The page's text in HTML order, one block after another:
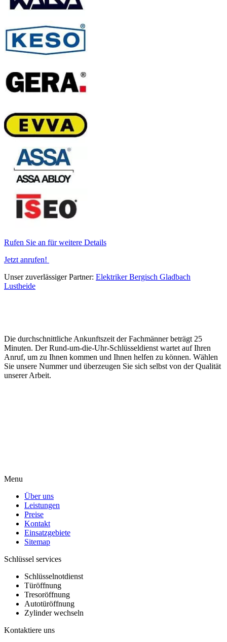
Rufen Sie an für weitere Details
Jetzt anrufen!
Unser zuverlässiger Partner: Elektriker Bergisch Gladbach
Lustheide
Die durchschnittliche Ankunftszeit der Fachmänner beträgt 25
Minuten. Der Rund-um-die-Uhr-Schlüsseldienst wartet auf Ihren
Anruf, um zu Ihnen kommen und Ihnen helfen zu können. Wählen
Sie unsere Nummer und überzeugen Sie sich selbst von der Qualität
unserer Arbeit.
Menu
Über uns
Leistungen
Preise
Kontakt
Einsatzgebiete
Sitemap
Schlüssel services
Schlüsselnotdienst
Türöffnung
Tresoröffnung
Autotüröffnung
Zylinder wechseln
Kontaktiere uns